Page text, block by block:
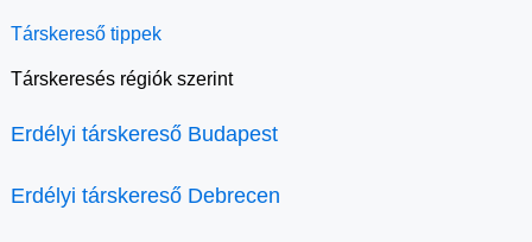
Társkereső tippek
Társkeresés régiók szerint
Erdélyi társkereső Budapest
Erdélyi társkereső Debrecen